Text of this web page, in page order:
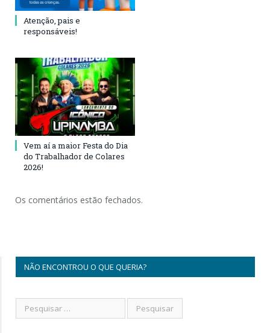
Atenção, pais e
responsáveis!
Vem aí a maior Festa do Dia
do Trabalhador de Colares
2026!
Os comentários estão fechados.
NÃO ENCONTROU O QUE QUERIA?